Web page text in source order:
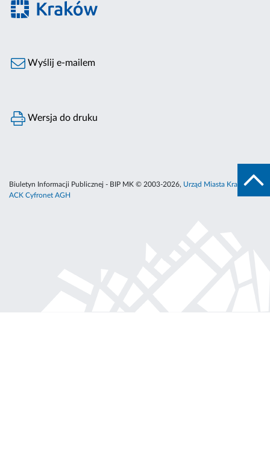
Wyślij e-mailem
Wersja do druku
Biuletyn Informacji Publicznej - BIP MK © 2003-2026, Urząd Miasta Krakowa
ACK Cyfronet AGH